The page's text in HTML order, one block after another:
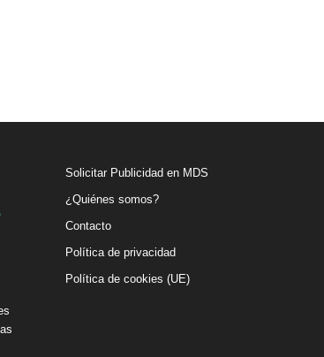
Solicitar Publicidad en MDS
¿Quiénes somos?
Contacto
Política de privacidad
Política de cookies (UE)